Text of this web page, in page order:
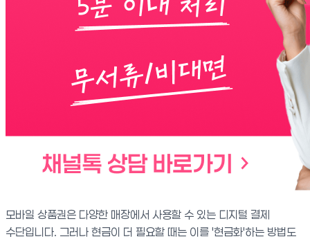
모바일 상품권은 다양한 매장에서 사용할 수 있는 디지털 결제
수단입니다. 그러나 현금이 더 필요할 때는 이를 '현금화'하는 방법도